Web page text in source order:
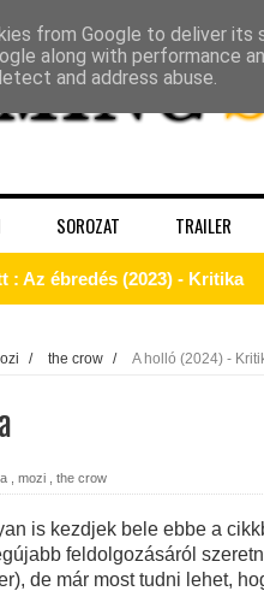
SOROZAT TRAILER
: Az ébredés (2023) - Kritika
- Kritika
könyve – A végjáték
rejtélyek könyve - Harmadik
/ the crow / A holló (2024) -
mozi the crow
is kezdjek bele ebbe a
feldolgozásáról
de már most tudni lehet,
from Google to deliver its
along with performance
and address abuse.